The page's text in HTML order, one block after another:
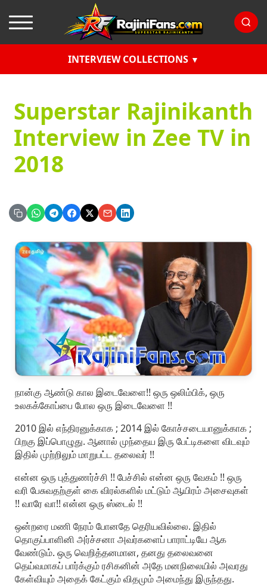
INTERVIEW COLLECTIONS
Superstar Rajinikanth
Interview in Zee TV in
2018
நான்கு ஆண்டு கால இடைவேளை!! ஒரு ஒலிம்பிக், ஒரு
உலகக்கோப்பை போல ஒரு இடைவேளை !!
2010 இல் எந்திரனுக்காக ; 2014 இல் கோச்சடையானுக்காக ;
பிறகு இப்பொழுது. ஆனால் முந்தைய இரு பேட்டிகளை விடவும்
இதில் முற்றிலும் மாறுபட்ட தலைவர் !!
என்ன ஒரு புத்துணர்ச்சி !! பேச்சில் என்ன ஒரு வேகம் !! ஒரு
வரி பேசுவதற்குள் கை விரல்களில் மட்டும் ஆயிரம் அசைவுகள்
!! வாரே வா!! என்ன ஒரு ஸ்டைல் !!
ஒன்றரை மணி நேரம் போனதே தெரியவில்லை. இதில்
தொகுப்பாளினி அர்ச்சனா அவர்களைப் பாராட்டியே ஆக
வேண்டும். ஒரு வெறித்தனமான, தனது தலைவனை
தெய்வமாகப் பார்க்கும் ரசிகனின் அதே மனநிலையில் அவரது
கேள்வியும் அதைக் கேட்கும் விதமும் அமைந்து இருந்தது.